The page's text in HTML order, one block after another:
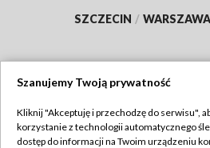
SZCZECIN / WARSZAWA
TVP
Szanujemy Twoją prywatność
Kliknij "Akceptuję i przechodzę do serwisu",
korzystanie z technologii automatycznego
dostęp do informacji na Twoim urządzeniu